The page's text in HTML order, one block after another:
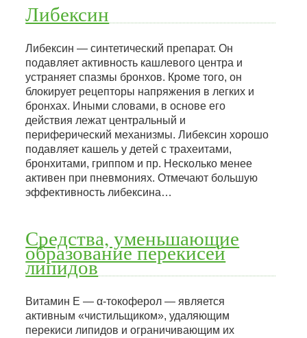
Либексин
Либексин — синтетический препарат. Он
подавляет активность кашлевого центра и
устраняет спазмы бронхов. Кроме того, он
блокирует рецепторы напряжения в легких и
бронхах. Иными словами, в основе его
действия лежат центральный и
периферический механизмы. Либексин хорошо
подавляет кашель у детей с трахеитами,
бронхитами, гриппом и пр. Несколько менее
активен при пневмониях. Отмечают большую
эффективность либексина…
Средства, уменьшающие
образование перекисей
липидов
Витамин Е — α-токоферол — является
активным «чистильщиком», удаляющим
перекиси липидов и ограничивающим их